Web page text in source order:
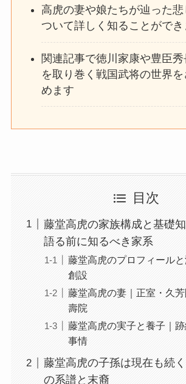
高虎の妻や娘たちが辿った
ついて詳しく知ることができ
関連記事で徳川家康や豊臣
を取り巻く戦国武将の世界を
めます
目次
藤堂高虎の家族構成と基礎
語る前に知るべき家系
藤堂高虎のプロフィール
創設
藤堂高虎の妻｜正室・久
壽院
藤堂高虎の実子と養子｜
事情
藤堂高虎の子孫は現在も続
の系譜と末裔